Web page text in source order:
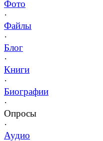
Фото
·
Файлы
·
Блог
·
Книги
·
Биографии
·
Опросы
·
Аудио